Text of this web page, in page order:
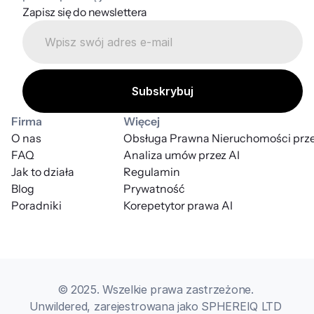
Zapisz się do newslettera
Firma
O nas
FAQ
Jak to działa
Blog
Poradniki
Więcej
Regulamin
Analiza umów przez AI
Korepetytor prawa AI
Prywatność
Obsługa Prawna Nieruchomości
© 2025. Wszelkie prawa zastrzeżone.
Unwildered, zarejestrowana jako SPHEREIQ LTD